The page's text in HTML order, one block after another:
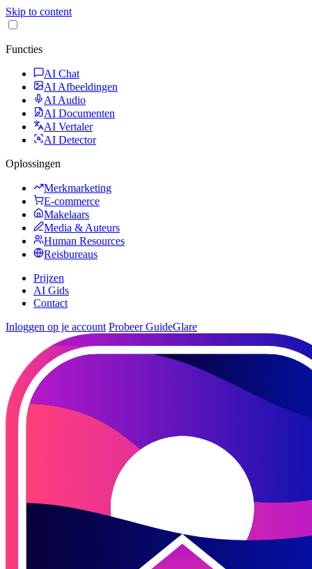
Skip to content
Functies
AI Chat
AI Afbeeldingen
AI Audio
AI Documenten
AI Vertaler
AI Detector
Oplossingen
Merkmarketing
E-commerce
Makelaars
Media & Auteurs
Human Resources
Reisbureaus
Prijzen
AI Gids
Contact
Inloggen op je account Probeer GuideGlare